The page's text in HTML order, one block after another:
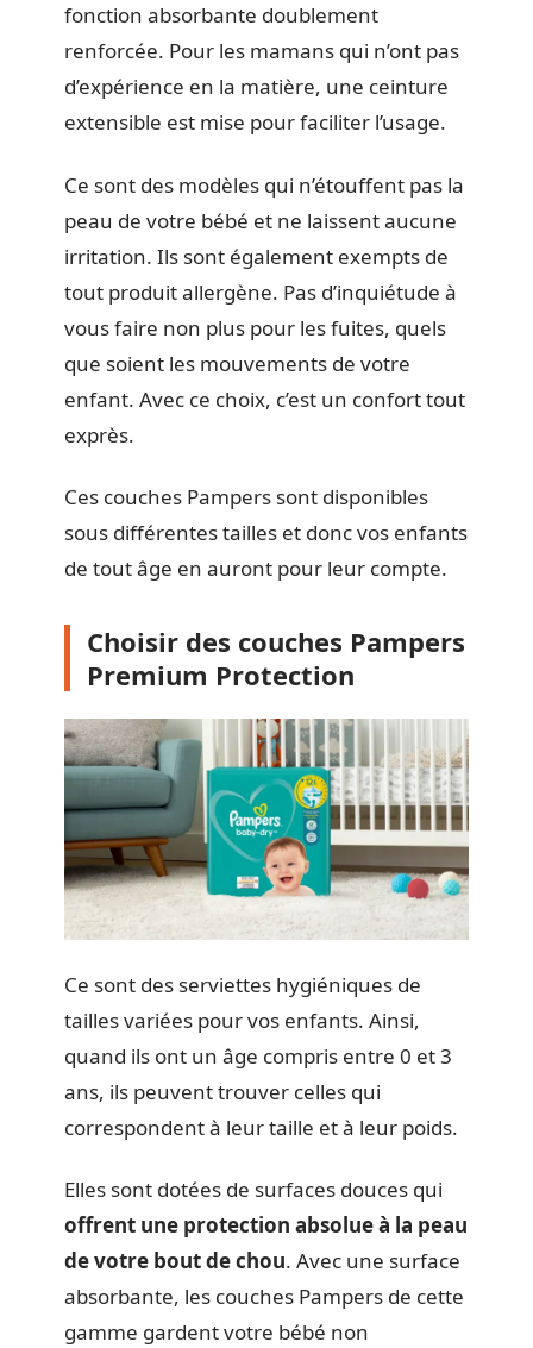
fonction absorbante doublement
renforcée. Pour les mamans qui n’ont pas
d’expérience en la matière, une ceinture
extensible est mise pour faciliter l’usage.
Ce sont des modèles qui n’étouffent pas la
peau de votre bébé et ne laissent aucune
irritation. Ils sont également exempts de
tout produit allergène. Pas d’inquiétude à
vous faire non plus pour les fuites, quels
que soient les mouvements de votre
enfant. Avec ce choix, c’est un confort tout
exprès.
Ces couches Pampers sont disponibles
sous différentes tailles et donc vos enfants
de tout âge en auront pour leur compte.
Choisir des couches Pampers
Premium Protection
Ce sont des serviettes hygiéniques de
tailles variées pour vos enfants. Ainsi,
quand ils ont un âge compris entre 0 et 3
ans, ils peuvent trouver celles qui
correspondent à leur taille et à leur poids.
Elles sont dotées de surfaces douces qui
offrent une protection absolue à la peau
de votre bout de chou. Avec une surface
absorbante, les couches Pampers de cette
gamme gardent votre bébé non